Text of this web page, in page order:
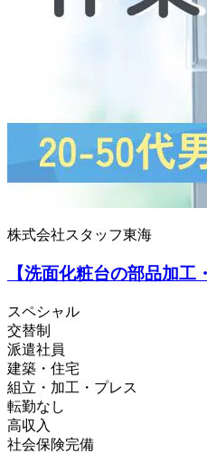
株式会社スタッフ東海
【洗面化粧台の部品加
スペシャル
交替制
派遣社員
建築・住宅
組立・加工・プレス
転勤なし
高収入
社会保険完備